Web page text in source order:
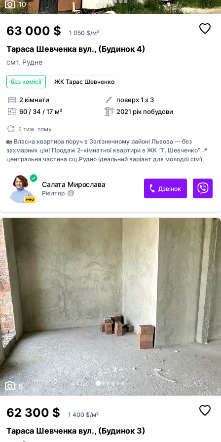
10
63 000 $ 1 050 $/м²
Тараса Шевченка вул., (Будинок 4)
смт. Рудне
без комісії ЖК Тарас Шевченко
2 кімнати
60 / 34 / 17 м²
поверх 1 з 3
2021 рік побудови
2 тиж. тому
🏡 Власна квартира поруч в Залізничному районі Львова — без
захмарних цін! Продаж 2-кімнатної квартири в ЖК “Т. Шевченко” 📍
центральна частина сщ.Рудно Ідеальний варіант для молодої сім’ї,
балкони ▪️ простора та світла квартира ▪️ будинок на етапі здачі ▪️
індивідуальне газове опалення Якісне будівництво: ✔️ цегляний
будинок ✔️ монолітне перекриття ✔️ утеплення пінопластом Не
відкладайте життя “на потім”. Телефонуйте — покажу квартиру та
допоможу зробити крок до власного житла 🤍
Салата Мирослава
Рієлтор
Дзвінок
6
62 300 $ 1 400 $/м²
Тараса Шевченка вул., (Будинок 3)